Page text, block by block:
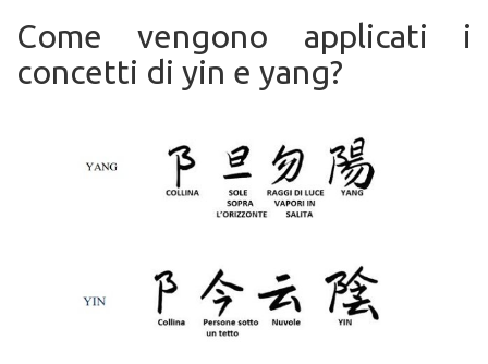
Come vengono applicati i
concetti di yin e yang?